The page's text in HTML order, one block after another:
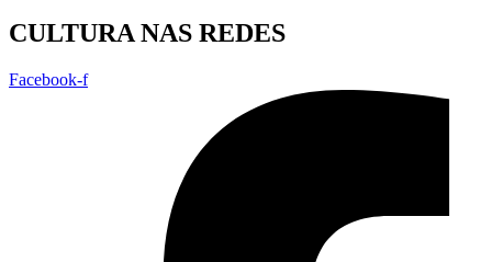
CULTURA NAS REDES
Facebook-f